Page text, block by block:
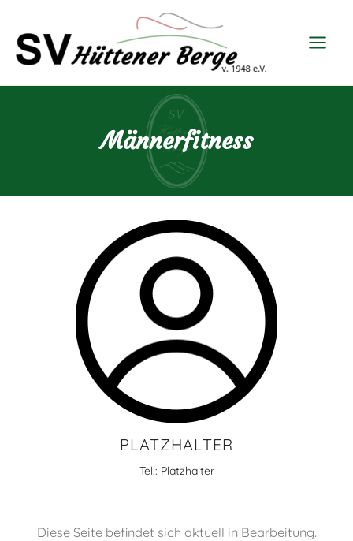
Männerfitness
PLATZHALTER
Tel.: Platzhalter
Diese Seite befindet sich aktuell in Bearbeitung.